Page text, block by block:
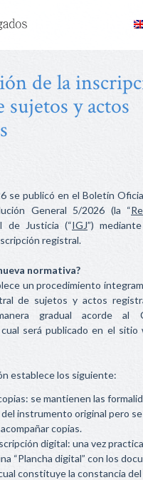
de la
sujetos y actos
se publicó en el Boletín
General 5/2026 (la “
de Justicia (“IGJ”)
registral.
normativa?
un procedimiento
de sujetos y actos
gradual acorde al
será publicado en el sitio
establece los siguiente:
se mantienen las
instrumento original pero se
copias.
digital: una vez
“Plancha digital” con los
constituye la constancia